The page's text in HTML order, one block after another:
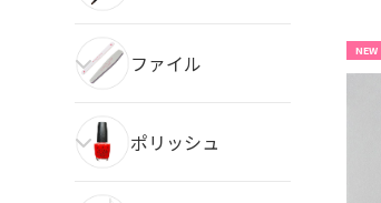
ファイル
ポリッシュ
NEW